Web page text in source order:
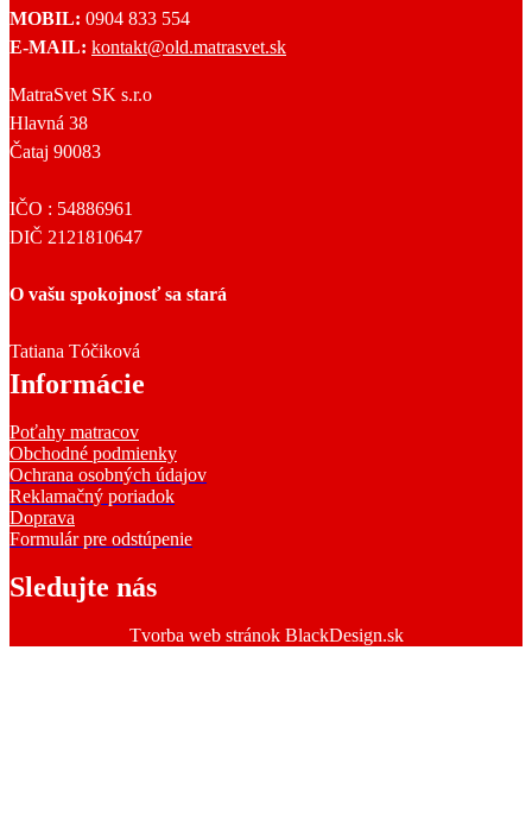
MOBIL: 0904 833 554
E-MAIL: kontakt@old.matrasvet.sk
MatraSvet SK s.r.o
Hlavná 38
Čataj 90083
IČO : 54886961
DIČ 2121810647
O vašu spokojnosť sa stará
Tatiana Tóčiková
Informácie
Poťahy matracov
Obchodné podmienky
Ochrana osobných údajov
Reklamačný poriadok
Doprava
Formulár pre odstúpenie
Sledujte nás
Tvorba web stránok BlackDesign.sk